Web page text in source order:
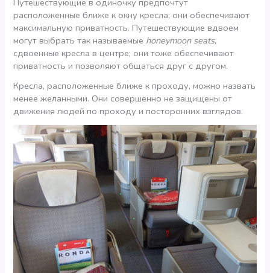
Путешествующие в одиночку предпочтут
расположенные ближе к окну кресла; они обеспечивают
максимальную приватность. Путешествующие вдвоем
могут выбрать так называемые honeymoon seats,
сдвоенные кресла в центре; они тоже обеспечивают
приватность и позволяют общаться друг с другом.
Кресла, расположенные ближе к проходу, можно назвать
менее желанными. Они совершенно не защищены от
движения людей по проходу и посторонних взглядов.